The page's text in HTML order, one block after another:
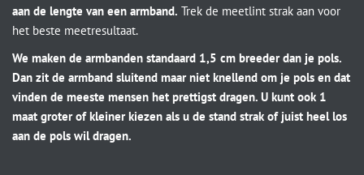
aan de lengte van een armband. Trek de meetlint strak aan voor
het beste meetresultaat.
We maken de armbanden standaard 1,5 cm breeder dan je pols.
Dan zit de armband sluitend maar niet knellend om je pols en dat
vinden de meeste mensen het prettigst dragen. U kunt ook 1
maat groter of kleiner kiezen als u de stand strak of juist heel los
aan de pols wil dragen.